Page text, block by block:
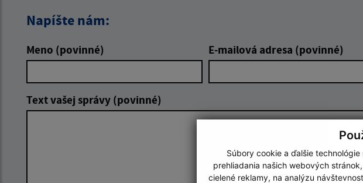
Súbory cookie a ďalšie
prehliadania našich webových
cielené reklamy, na analýzu
Napíšte nám:
Meno (povinné) E-mailová adresa (povinné)
Text vašej správy (povinné)